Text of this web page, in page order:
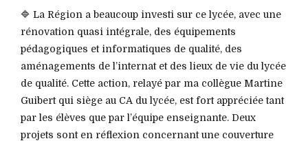
🔷 La Région a beaucoup investi sur ce lycée, avec une
rénovation quasi intégrale, des équipements
pédagogiques et informatiques de qualité, des
aménagements de l’internat et des lieux de vie du lycée
de qualité. Cette action, relayé par ma collègue Martine
Guibert qui siège au CA du lycée, est fort appréciée tant
par les élèves que par l’équipe enseignante. Deux
projets sont en réflexion concernant une couverture